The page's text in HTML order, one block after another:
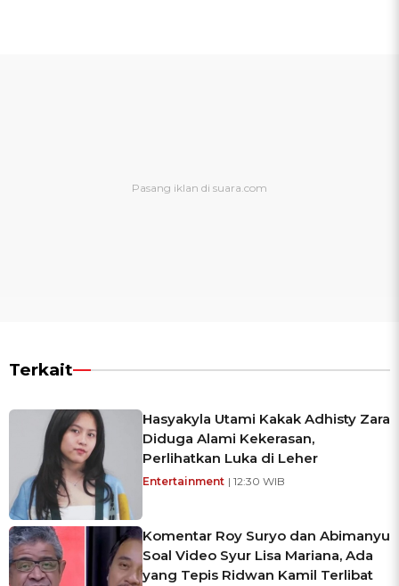
Terkait
Hasyakyla Utami Kakak Adhisty Zara
Diduga Alami Kekerasan,
Perlihatkan Luka di Leher
Entertainment | 12:30 WIB
Komentar Roy Suryo dan Abimanyu
Soal Video Syur Lisa Mariana, Ada
yang Tepis Ridwan Kamil Terlibat